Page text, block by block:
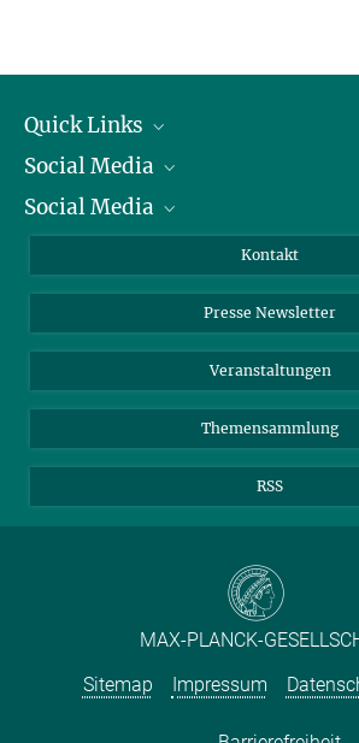
Quick Links
Präsident
Zahlen und Fakten
Social Media
Bluesky
TikTok
Social Media
Instagram
YouTube
Kontakt
Presse Newsletter
Veranstaltungen
Themensammlung
RSS
MAX-PLANCK-
Sitemap
Impressum